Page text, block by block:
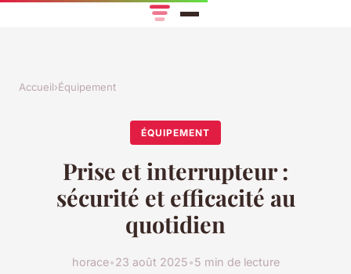
Accueil›Équipement
ÉQUIPEMENT
Prise et interrupteur :
sécurité et efficacité au
quotidien
horace•23 août 2025•5 min de lecture